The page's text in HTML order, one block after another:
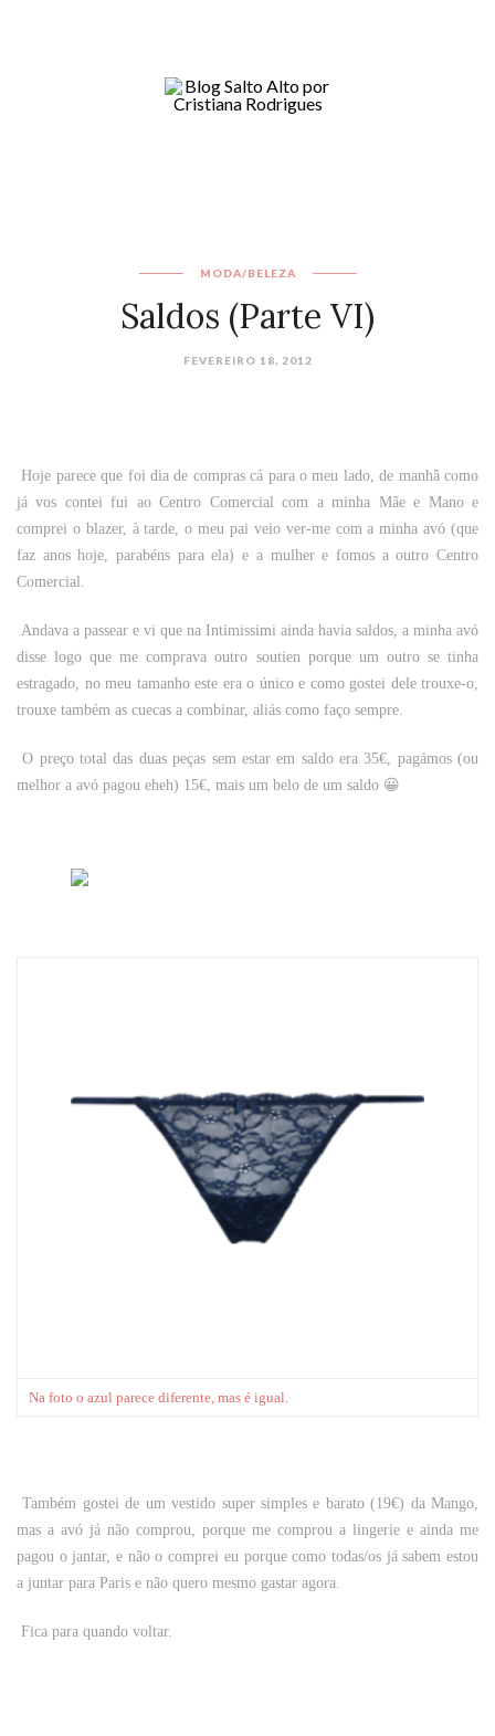
MODA/BELEZA
Saldos (Parte VI)
FEVEREIRO 18, 2012
Hoje parece que foi dia de compras cá para o meu lado, de manhã como
já vos contei fui ao Centro Comercial com a minha Mãe e Mano e
comprei o blazer, à tarde, o meu pai veio ver-me com a minha avó (que
faz anos hoje, parabéns para ela) e a mulher e fomos a outro Centro
Comercial.
Andava a passear e vi que na Intimissimi ainda havia saldos, a minha avó
disse logo que me comprava outro soutien porque um outro se tinha
estragado, no meu tamanho este era o único e como gostei dele trouxe-o,
trouxe também as cuecas a combinar, aliás como faço sempre.
O preço total das duas peças sem estar em saldo era 35€, pagámos (ou
melhor a avó pagou eheh) 15€, mais um belo de um saldo 😀
Na foto o azul parece diferente, mas é igual.
Também gostei de um vestido super simples e barato (19€) da Mango,
mas a avó já não comprou, porque me comprou a lingerie e ainda me
pagou o jantar, e não o comprei eu porque como todas/os já sabem estou
a juntar para Paris e não quero mesmo gastar agora.
Fica para quando voltar.